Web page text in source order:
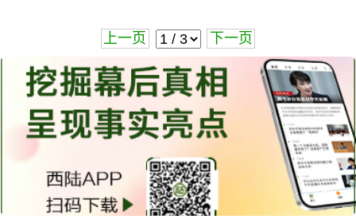
上一页 下一页